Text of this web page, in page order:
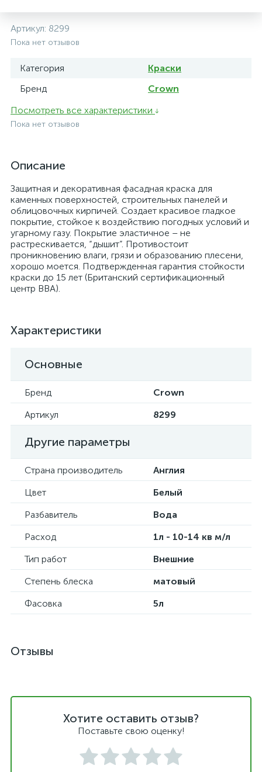
Артикул: 8299
Пока нет отзывов
Категория
Краски
Бренд
Crown
Посмотреть все характеристики
Пока нет отзывов
Описание
Защитная и декоративная фасадная краска для
каменных поверхностей, строительных панелей и
облицовочных кирпичей. Создает красивое гладкое
покрытие, стойкое к воздействию погодных условий и
угарному газу. Покрытие эластичное – не
растрескивается, “дышит”. Противостоит
проникновению влаги, грязи и образованию плесени,
хорошо моется. Подтвержденная гарантия стойкости
краски до 15 лет (Британский сертификационный
центр BBA).
Характеристики
Основные
Бренд
Crown
Артикул
8299
Другие параметры
Страна производитель
Англия
Цвет
Белый
Разбавитель
Вода
Расход
1л - 10-14 кв м/л
Тип работ
Внешние
Степень блеска
матовый
Фасовка
5л
Отзывы
Хотите оставить отзыв?
Поставьте свою оценку!